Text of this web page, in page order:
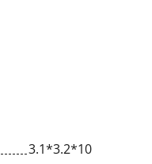
3.1*3.2*10